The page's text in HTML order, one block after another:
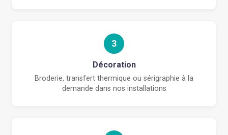
3
Décoration
Broderie, transfert thermique ou sérigraphie à la
demande dans nos installations